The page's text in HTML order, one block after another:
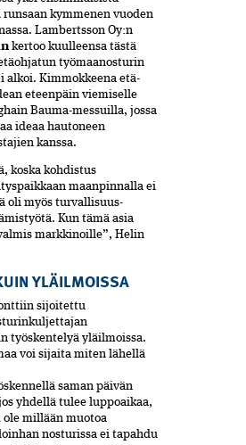
kymmenen vuoden
Lambertsson Oy:n
kertoo kuulleensa tästä
työmaanosturin
alkoi. Kimmokkeena etä­
eteenpäin viemiselle
Bauma-messuilla, jossa
ideaa hautoneen
kanssa.
koska kohdistus
maanpinnalla ei
oli myös turvallisuus­
Kun tämä asia
markkinoille”, Helin
YLÄILMOISSA
sijoitet­tu
työskentelyä yläilmoissa.
voi sijaita miten lähellä
saman päivän
yhdellä tulee luppoaikaa,
ole millään muotoa
nosturissa ei tapahdu